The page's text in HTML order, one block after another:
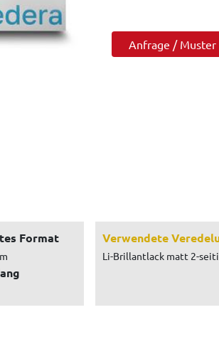
Anfrage / Muster
Format Verwendete
Li-Brillantlack matt 2-